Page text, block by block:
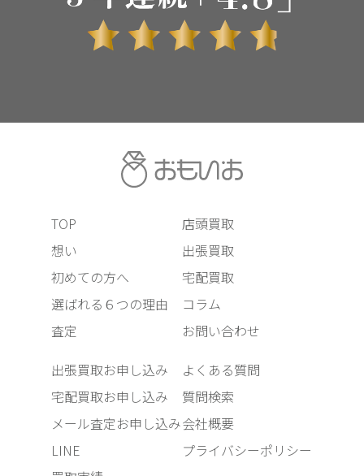
TOP
想い
初めての方へ
選ばれる６つの理由
査定
店頭買取
出張買取
宅配買取
コラム
お問い合わせ
出張買取お申し込み
宅配買取お申し込み
メール査定お申し込み
LINE
よくある質問
質問検索
会社概要
プライバシーポリシー